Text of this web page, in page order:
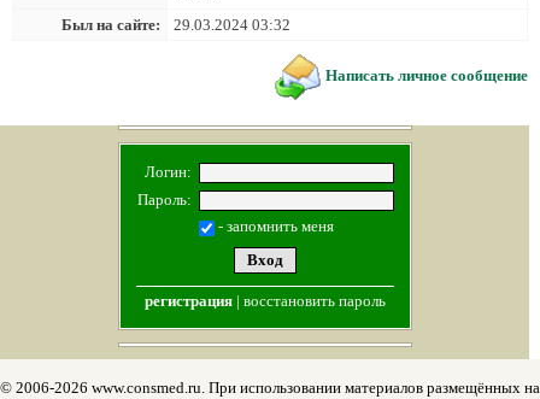
Был на сайте:
29.03.2024 03:32
Написать личное сообщение
Логин:
Пароль:
- запомнить меня
регистрация| восстановить пароль
© 2006-2026 www.consmed.ru. При использовании материалов размещённых на